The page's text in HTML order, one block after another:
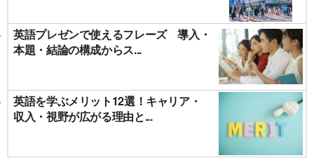
英語プレゼンで使えるフレーズ 導入・
本題・結論の構成からス...
英語を学ぶメリット12選！キャリア・
収入・視野が広がる理由と...